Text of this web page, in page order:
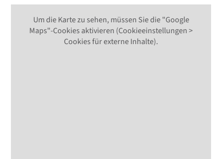
Um die Karte zu sehen, müssen Sie die "Google
Maps"-Cookies aktivieren (Cookieeinstellungen >
Cookies für externe Inhalte).